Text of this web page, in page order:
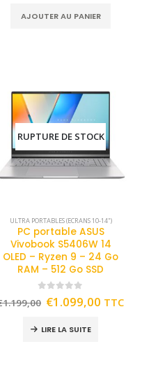
AJOUTER AU PANIER
RUPTURE DE STOCK
ULTRA PORTABLES (ECRANS 10-14")
PC portable ASUS
Vivobook S5406W 14
OLED – Ryzen 9 – 24 Go
RAM – 512 Go SSD
out of 5
1.199,00 €1.099,00 TTC
LIRE LA SUITE